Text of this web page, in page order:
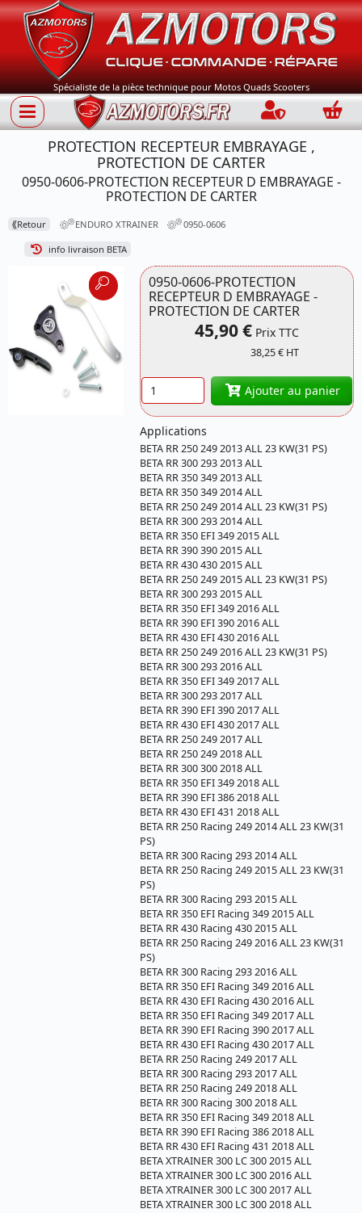
Spécialiste de la pièce technique pour Motos Quads Scooters
Connection
PROTECTION RECEPTEUR EMBRAYAGE ,
PROTECTION DE CARTER
0950-0606-PROTECTION RECEPTEUR D EMBRAYAGE -
PROTECTION DE CARTER
⟪Retour ENDURO XTRAINER 0950-0606
info livraison BETA
Référence 0950-
0950-0606-PROTECTION
RECEPTEUR D EMBRAYAGE -
PROTECTION DE CARTER
45,90 €Prix TTC
38,25 € HT
Quantité Ajouter au panier
Applications
BETA RR 250 249 2013 ALL 23 KW(31 PS)
BETA RR 300 293 2013 ALL
BETA RR 350 349 2013 ALL
BETA RR 350 349 2014 ALL
BETA RR 250 249 2014 ALL 23 KW(31 PS)
BETA RR 300 293 2014 ALL
BETA RR 350 EFI 349 2015 ALL
BETA RR 390 390 2015 ALL
BETA RR 430 430 2015 ALL
BETA RR 250 249 2015 ALL 23 KW(31 PS)
BETA RR 300 293 2015 ALL
BETA RR 350 EFI 349 2016 ALL
BETA RR 390 EFI 390 2016 ALL
BETA RR 430 EFI 430 2016 ALL
BETA RR 250 249 2016 ALL 23 KW(31 PS)
BETA RR 300 293 2016 ALL
BETA RR 350 EFI 349 2017 ALL
BETA RR 300 293 2017 ALL
BETA RR 390 EFI 390 2017 ALL
BETA RR 430 EFI 430 2017 ALL
BETA RR 250 249 2017 ALL
BETA RR 250 249 2018 ALL
BETA RR 300 300 2018 ALL
BETA RR 350 EFI 349 2018 ALL
BETA RR 390 EFI 386 2018 ALL
BETA RR 430 EFI 431 2018 ALL
BETA RR 250 Racing 249 2014 ALL 23 KW(31
PS)
BETA RR 300 Racing 293 2014 ALL
BETA RR 250 Racing 249 2015 ALL 23 KW(31
PS)
BETA RR 300 Racing 293 2015 ALL
BETA RR 350 EFI Racing 349 2015 ALL
BETA RR 430 Racing 430 2015 ALL
BETA RR 250 Racing 249 2016 ALL 23 KW(31
PS)
BETA RR 300 Racing 293 2016 ALL
BETA RR 350 EFI Racing 349 2016 ALL
BETA RR 430 EFI Racing 430 2016 ALL
BETA RR 350 EFI Racing 349 2017 ALL
BETA RR 390 EFI Racing 390 2017 ALL
BETA RR 430 EFI Racing 430 2017 ALL
BETA RR 250 Racing 249 2017 ALL
BETA RR 300 Racing 293 2017 ALL
BETA RR 250 Racing 249 2018 ALL
BETA RR 300 Racing 300 2018 ALL
BETA RR 350 EFI Racing 349 2018 ALL
BETA RR 390 EFI Racing 386 2018 ALL
BETA RR 430 EFI Racing 431 2018 ALL
BETA XTRAINER 300 LC 300 2015 ALL
BETA XTRAINER 300 LC 300 2016 ALL
BETA XTRAINER 300 LC 300 2017 ALL
BETA XTRAINER 300 LC 300 2018 ALL